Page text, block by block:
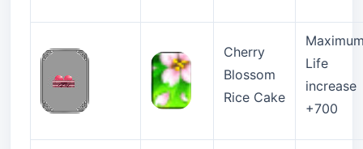
Cherry
Blossom
Rice Cake
Life
increase
+700